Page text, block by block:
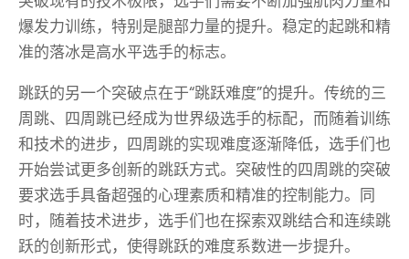
爆发力训练，特别是腿部力量的提升。稳定的起跳和精
准的落冰是高水平选手的标志。
跳跃的另一个突破点在于“跳跃难度”的提升。传统的三
周跳、四周跳已经成为世界级选手的标配，而随着训练
和技术的进步，四周跳的实现难度逐渐降低，选手们也
开始尝试更多创新的跳跃方式。突破性的四周跳的突破
要求选手具备超强的心理素质和精准的控制能力。同
时，随着技术进步，选手们也在探索双跳结合和连续跳
跃的创新形式，使得跳跃的难度系数进一步提升。